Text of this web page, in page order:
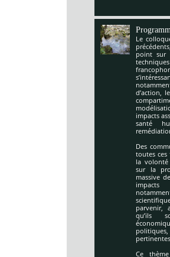
Le
point sur
d’action,
impacts
santé
Des
toutes ces
la
sur la
massive
parvenir,
qu’ils
Ce